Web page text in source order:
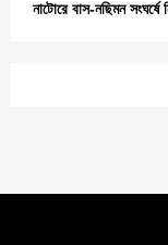
নাটোরে বাস-নছিমন সংঘর্ষে